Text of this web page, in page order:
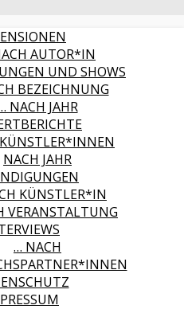
AUTOR*IN
UND SHOWS
BEZEICHNUNG
NACH JAHR
NACH JAHR
KÜNSTLER*IN
VERANSTALTUNG
… NACH